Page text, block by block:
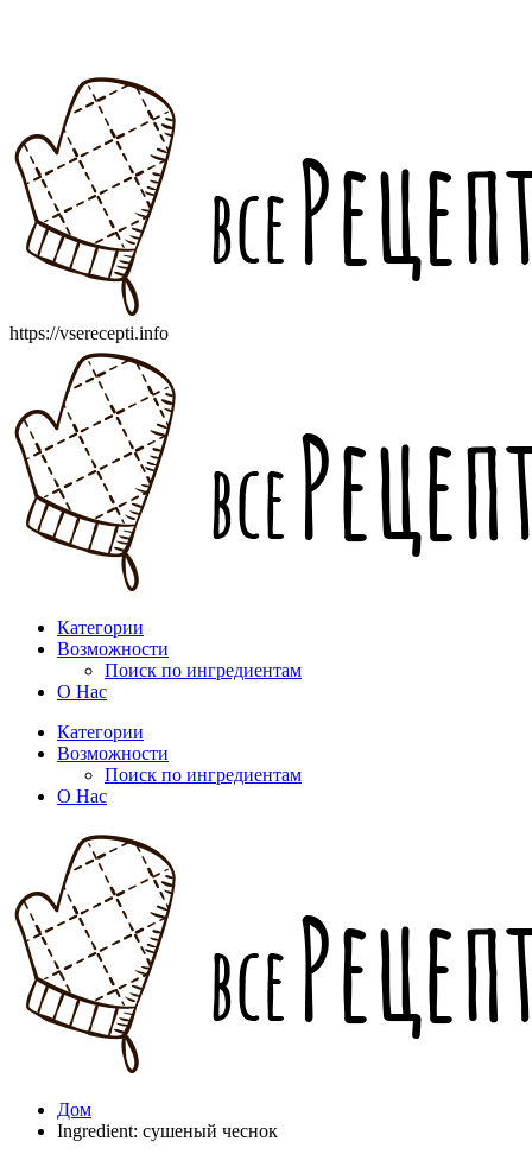
https://vserecepti.info
Категории
Возможности
Поиск по ингредиентам
О Нас
Категории
Возможности
Поиск по ингредиентам
О Нас
Дом
Ingredient: сушеный чеснок